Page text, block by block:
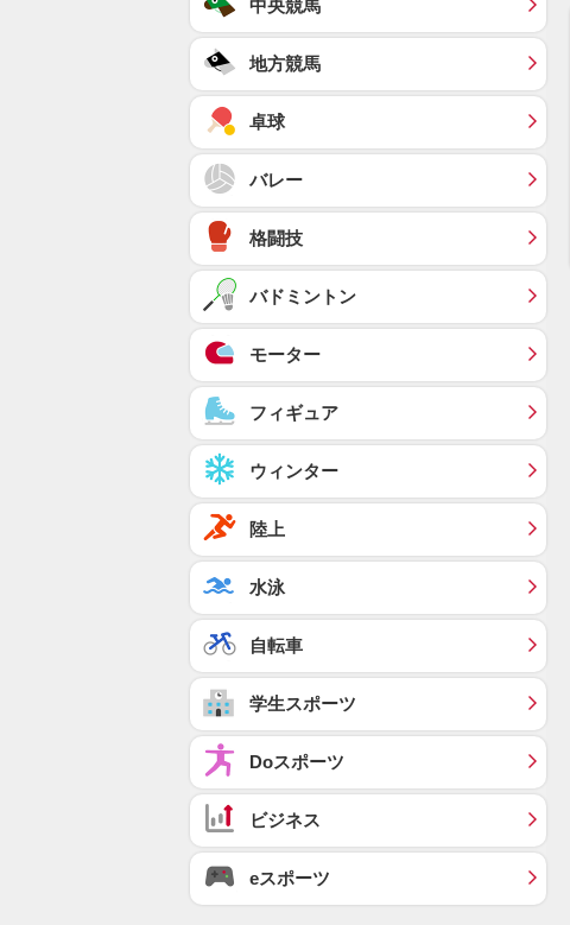
中央競馬
地方競馬
卓球
バレー
格闘技
バドミントン
モーター
フィギュア
ウィンター
陸上
水泳
自転車
学生スポーツ
Doスポーツ
ビジネス
eスポーツ